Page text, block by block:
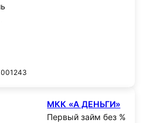
МКК «А ДЕНЬГИ»
Первый займ без %